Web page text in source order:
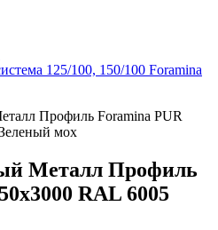
125/100, 150/100 Foramina
Профиль Foramina PUR
мох
Металл Профиль
RAL 6005